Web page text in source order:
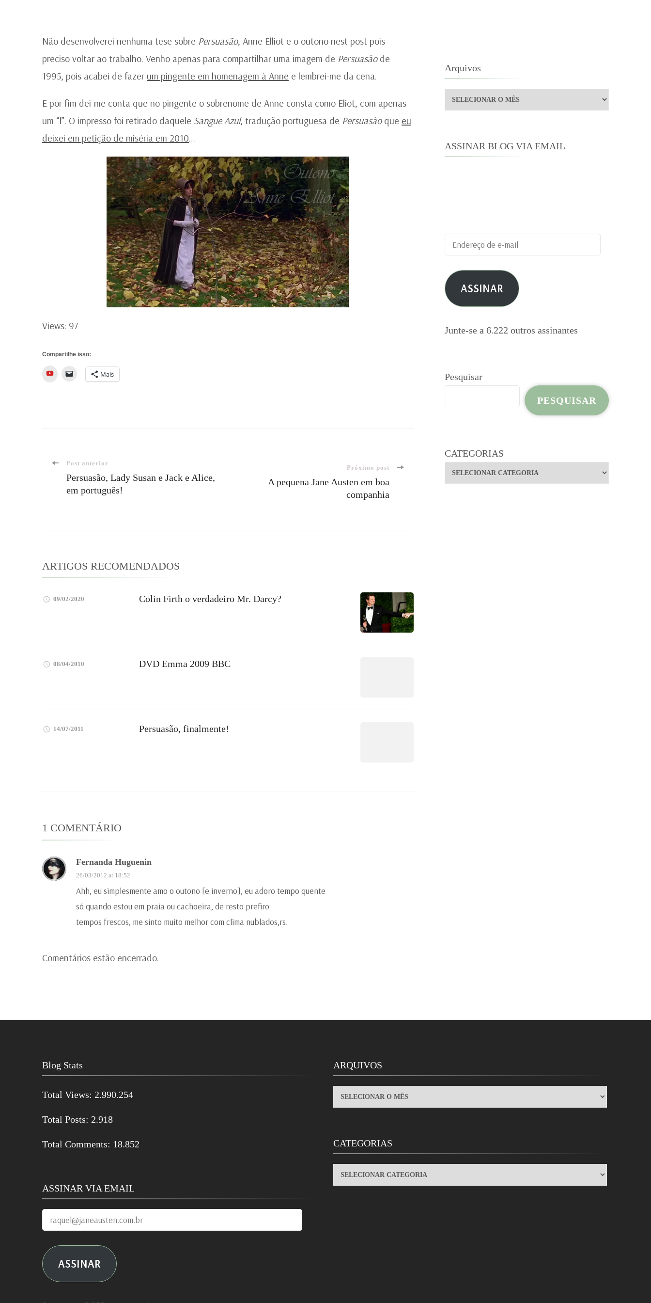
Não desenvolverei nenhuma tese sobre Persuasão, Anne Elliot e o outono nest post pois
preciso voltar ao trabalho. Venho apenas para compartilhar uma imagem de Persuasãode
1995, pois acabei de fazer um pingente em homenagem à Anne e lembrei-me da cena.
E por fim dei-me conta que no pingente o sobrenome de Anne consta como Eliot, com apenas
um “l”. O impresso foi retirado daquele Sangue Azul, tradução portuguesa de Persuasãoque eu
deixei em petição de miséria em 2010…
Views: 97
Compartilhe isso:
YouTube Mais
Navegação
Post anterior
Persuasão, Lady Susan e Jack e Alice,
em português!
Próximo post
A pequena Jane Austen em boa
companhia
ARTIGOS RECOMENDADOS
09/02/2020 Colin Firth o verdadeiro Mr. Darcy?
08/04/2010 DVD Emma 2009 BBC
14/07/2011 Persuasão, finalmente!
1 COMENTÁRIO
Fernanda Huguenin
26/03/2012 at 18:52
Ahh, eu simplesmente amo o outono [e inverno], eu adoro tempo quente
só quando estou em praia ou cachoeira, de resto prefiro
tempos frescos, me sinto muito melhor com clima nublados,rs.
Comentários estão encerrado.
Arquivos
Arquivos
ASSINAR BLOG VIA EMAIL
Endereço
de
e-
mail ASSINAR
Junte-se a 6.222 outros assinantes
Pesquisar
PESQUISAR
CATEGORIAS
Blog Stats
Total Views: 2.990.254
Total Posts: 2.918
Total Comments: 18.852
ASSINAR VIA EMAIL
raquel@janeausten.com.br
ASSINAR
ARQUIVOS
ARQUIVOS
CATEGORIAS
CATEGORIAS